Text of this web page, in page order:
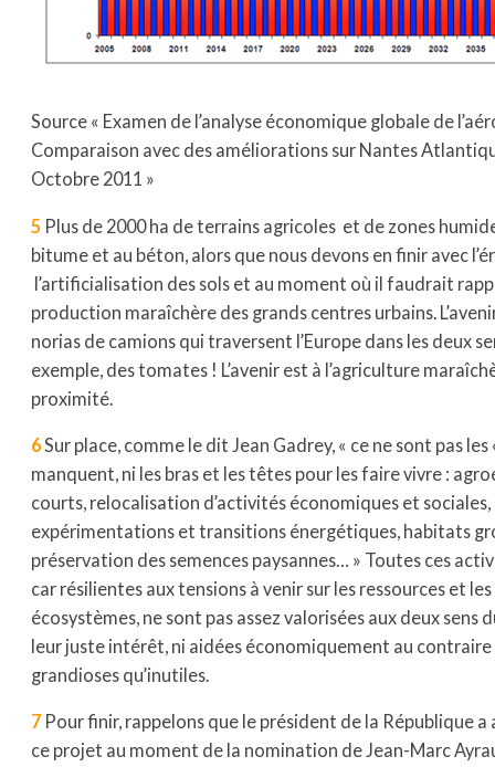
Source « Examen de l’analyse économique globale de
Comparaison avec des améliorations sur Nantes
Octobre 2011 »
5 Plus de 2000 ha de terrains agricoles et de zones
bitume et au béton, alors que nous devons en finir avec
l’artificialisation des sols et au moment où il faudrait
production maraîchère des grands centres urbains.
norias de camions qui traversent l’Europe dans les deux
exemple, des tomates ! L’avenir est à l’agriculture
proximité.
6Sur place, comme le dit Jean Gadrey, « ce ne sont pas
manquent, ni les bras et les têtes pour les faire vivre :
courts, relocalisation d’activités économiques et sociales,
expérimentations et transitions énergétiques, habitats
préservation des semences paysannes… » Toutes ces
car résilientes aux tensions à venir sur les ressources et
écosystèmes, ne sont pas assez valorisées aux deux sens
leur juste intérêt, ni aidées économiquement au contraire
grandioses qu’inutiles.
7 Pour finir, rappelons que le président de la République
ce projet au moment de la nomination de Jean-Marc